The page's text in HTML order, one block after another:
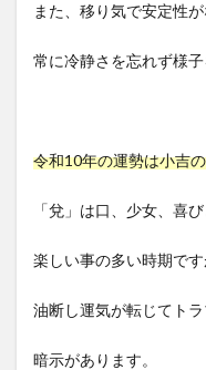
また、移り気で安定性
常に冷静さを忘れず様子
令和10年の運勢は小吉
「兌」は口、少女、喜
楽しい事の多い時期です
油断し運気が転じてト
暗示があります。